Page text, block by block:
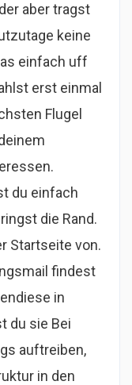
aber tragst
keine
einfach uff
erst einmal
Flugel
du einfach
die Rand.
Startseite von.
findest
in
du sie Bei
auftreiben,
in den